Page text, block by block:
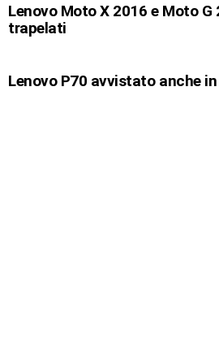
Lenovo Moto X 2016 e Moto
trapelati
Lenovo P70 avvistato anche in